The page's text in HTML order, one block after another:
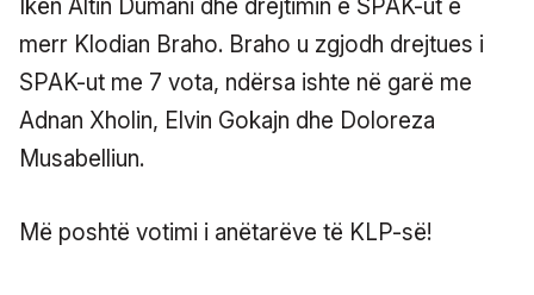
Ikën Altin Dumani dhe drejtimin e SPAK-ut e
merr Klodian Braho. Braho u zgjodh drejtues i
SPAK-ut me 7 vota, ndërsa ishte në garë me
Adnan Xholin, Elvin Gokajn dhe Doloreza
Musabelliun.
Më poshtë votimi i anëtarëve të KLP-së!